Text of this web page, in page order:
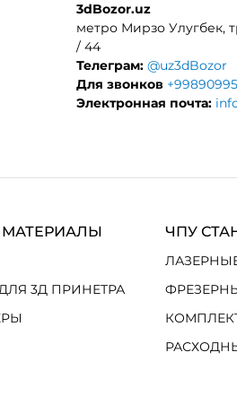
3dBozor.uz
метро Мирзо Улугбек,
/ 44
Телеграм: @uz3dBozor
Для звонков
Электронная почта:
3Д ПРИНЕТРА
ЧПУ